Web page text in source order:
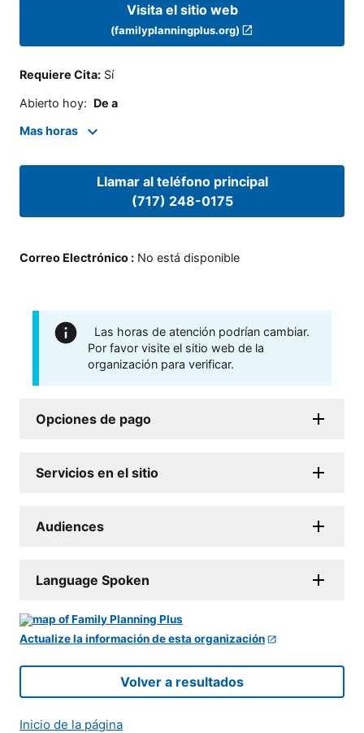
Visita el sitio web
(familyplanningplus.org)
Requiere Cita: Sí
Abierto hoy: De a
Mas horas
Llamar al teléfono principal
(717) 248-0175
Correo Electrónico : No está disponible
Las horas de atención podrían cambiar.
Por favor visite el sitio web de la
organización para verificar.
Opciones de pago
Servicios en el sitio
Audiences
Language Spoken
Actualize la información de esta organización
Volver a resultados
Inicio de la página